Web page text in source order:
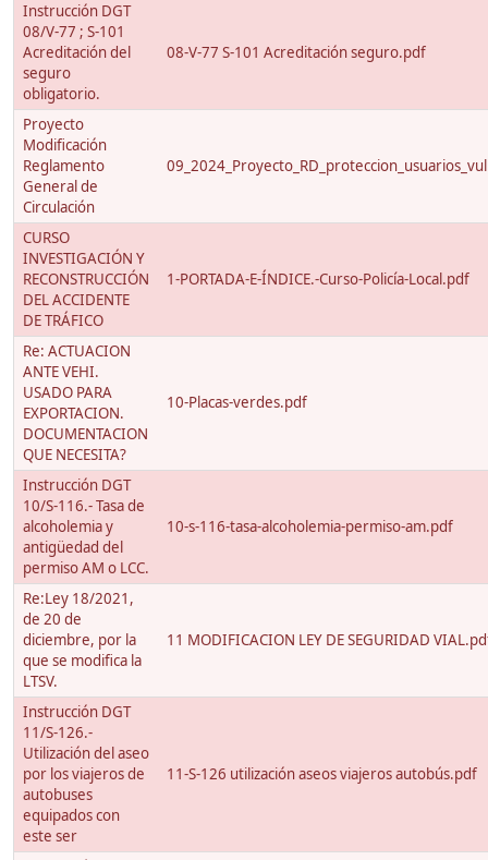
Instrucción DGT
08/V-77 ; S-101
Acreditación del
seguro
obligatorio.
08-V-77 S-101 Acreditación seguro.pdf
Proyecto
Modificación
Reglamento
General de
Circulación
CURSO
INVESTIGACIÓN Y
RECONSTRUCCIÓN
DEL ACCIDENTE
DE TRÁFICO
1-PORTADA-E-ÍNDICE.-Curso-Policía-Local.pdf
Re: ACTUACION
ANTE VEHI.
USADO PARA
EXPORTACION.
DOCUMENTACION
QUE NECESITA?
10-Placas-verdes.pdf
Instrucción DGT
10/S-116.- Tasa de
alcoholemia y
antigüedad del
permiso AM o LCC.
10-s-116-tasa-alcoholemia-permiso-am.pdf
Re:Ley 18/2021,
de 20 de
diciembre, por la
que se modifica la
LTSV.
11 MODIFICACION LEY DE SEGURIDAD
Instrucción DGT
11/S-126.-
Utilización del aseo
por los viajeros de
autobuses
equipados con
este ser
11-S-126 utilización aseos viajeros autobús.pdf